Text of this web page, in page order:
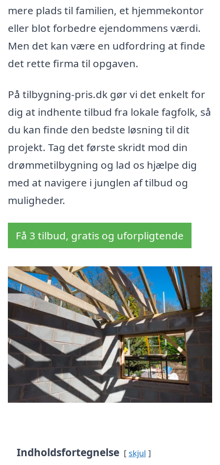
mere plads til familien, et hjemmekontor
eller blot forbedre ejendommens værdi.
Men det kan være en udfordring at finde
det rette firma til opgaven.
På tilbygning-pris.dk gør vi det enkelt for
dig at indhente tilbud fra lokale fagfolk, så
du kan finde den bedste løsning til dit
projekt. Tag det første skridt mod din
drømmetilbygning og lad os hjælpe dig
med at navigere i junglen af tilbud og
muligheder.
Få 3 tilbud, gratis og uforpligtende
Indholdsfortegnelse skjul